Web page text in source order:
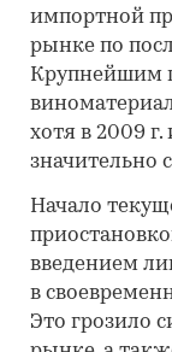
импортной
рынке по
Крупнейшим
хотя в 2009
значительно
Начало
введением
в
Это грозило